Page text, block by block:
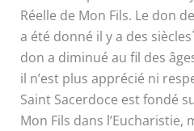
Réelle de Mon Fils. Le don
a été donné il y a des siècles
don a diminué au fil des
il n’est plus apprécié ni
Saint Sacerdoce est fondé
Mon Fils dans l’Eucharistie,